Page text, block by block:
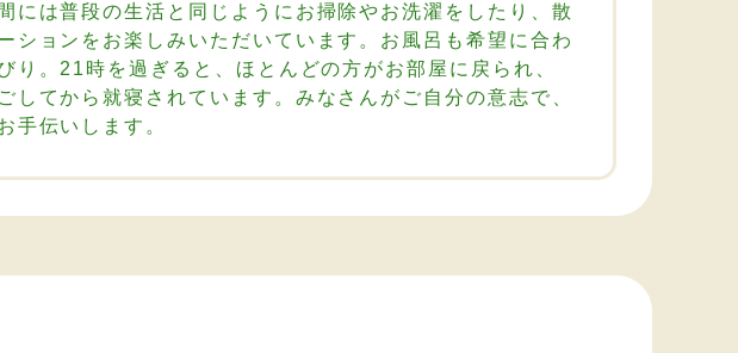
には普段の生活と同じようにお掃除やお洗濯をしたり、散
ションをお楽しみいただいています。お風呂も希望に合わ
り。21時を過ぎると、ほとんどの方がお部屋に戻られ、
してから就寝されています。みなさんがご自分の意志で、
手伝いします。